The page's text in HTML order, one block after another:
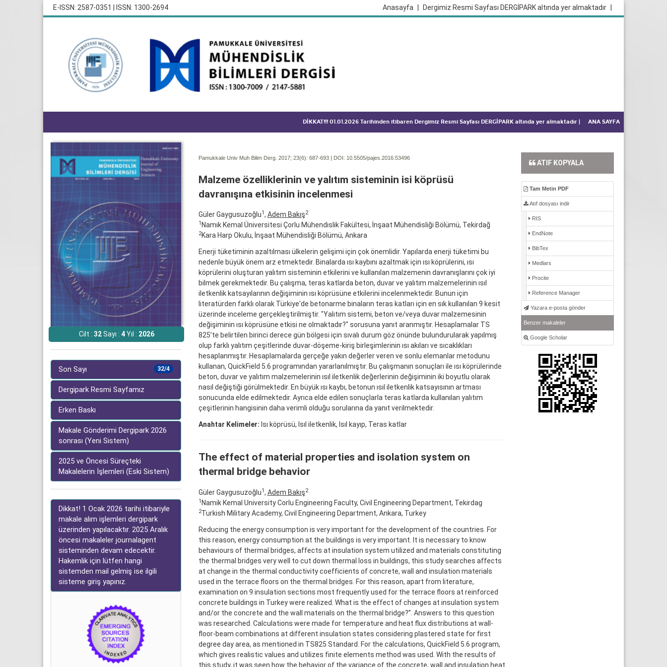
E-ISSN: 2587-0351 | ISSN: 1300-2694 Dergimiz Resmi Sayfası DERGİPARK altında yer almaktadır
Anasayfa
DİKKAT!!! 01.01.2026 Tarihinden itibaren Dergimiz Resmi Sayfası DERGİPARK altında yer almaktadır ANA SAYFA
Cilt : 32Sayı : 4Yıl : 2026
32/4
Son Sayı
Dergipark Resmi Sayfamız
Erken Baskı
Makale Gönderimi Dergipark 2026
sonrası (Yeni Sistem)
2025 ve Öncesi Süreçteki
Makalelerin İşlemleri (Eski Sistem)
Dikkat! 1 Ocak 2026 tarihi itibariyle
makale alım işlemleri dergipark
üzerinden yapılacaktır. 2025 Aralık
öncesi makaleler journalagent
sisteminden devam edecektir.
Hakemlik için lütfen hangi
sistemden mail gelmiş ise ilgili
sisteme giriş yapınız.
Pamukkale Univ Muh Bilim Derg. 2017; 23(6): 687-693 | DOI: 10.5505/pajes.2016.53496
Malzeme özelliklerinin ve yalıtım sisteminin isi köprüsü
davranışına etkisinin incelenmesi
Güler Gaygusuzoğlu1 , Adem Bakış2
1 Namık Kemal Üniversitesi Çorlu Mühendislik Fakültesi, İnşaat Mühendisliği Bölümü, Tekirdağ
2Kara Harp Okulu, İnşaat Mühendisliği Bölümü, Ankara
Enerji tüketiminin azaltılması ülkelerin gelişimi için çok önemlidir. Yapılarda enerji tüketimi bu
nedenle büyük önem arz etmektedir. Binalarda ısı kaybını azaltmak için ısı köprülerini, ısı
köprülerini oluşturan yalıtım sisteminin etkilerini ve kullanılan malzemenin davranışlarını çok iyi
bilmek gerekmektedir. Bu çalışma, teras katlarda beton, duvar ve yalıtım malzemelerinin ısıl
iletkenlik katsayılarının değişiminin ısı köprüsüne etkilerini incelenmektedir. Bunun için
literatürden farklı olarak Türkiye'de betonarme binaların teras katları için en sık kullanılan 9 kesit
üzerinde inceleme gerçekleştirilmiştir. "Yalıtım sistemi, beton ve/veya duvar malzemesinin
değişiminin ısı köprüsüne etkisi ne olmaktadır?" sorusuna yanıt aranmıştır. Hesaplamalar TS
825’te belirtilen birinci derece gün bölgesi için sıvalı durum göz önünde bulundurularak yapılmış
olup farklı yalıtım çeşitlerinde duvar-döşeme-kiriş birleşimlerinin ısı akıları ve sıcaklıkları
hesaplanmıştır. Hesaplamalarda gerçeğe yakın değerler veren ve sonlu elemanlar metodunu
kullanan, QuickField 5.6 programından yararlanılmıştır. Bu çalışmanın sonuçları ile ısı köprülerinde
beton, duvar ve yalıtım malzemelerinin ısıl iletkenlik değerlerinin değişiminin iki boyutlu olarak
nasıl değiştiği görülmektedir. En büyük ısı kaybı, betonun ısıl iletkenlik katsayısının artması
sonucunda elde edilmektedir. Ayrıca elde edilen sonuçlarla teras katlarda kullanılan yalıtım
çeşitlerinin hangisinin daha verimli olduğu sorularına da yanıt verilmektedir.
Anahtar Kelimeler: Isı köprüsü, Isıl iletkenlik, Isıl kayıp, Teras katlar
The effect of material properties and isolation system on
thermal bridge behavior
Güler Gaygusuzoğlu1, Adem Bakış2
1 Namik Kemal University Corlu Engineering Faculty, Civil Engineering Department, Tekirdag
2Turkish Military Academy, Civil Engineering Department, Ankara, Turkey
Reducing the energy consumption is very important for the development of the countries. For
this reason, energy consumption at the buildings is very important. It is necessary to know
behaviours of thermal bridges, affects at insulation system utilized and materials constituting
the thermal bridges very well to cut down thermal loss in buildings, this study searches affects
at change in the thermal conductivity coefficients of concrete, wall and insulation materials
used in the terrace floors on the thermal bridges. For this reason, apart from literature,
examination on 9 insulation sections most frequently used for the terrace floors at reinforced
concrete buildings in Turkey were realized. What is the effect of changes at insulation system
and/or the concrete and the wall materials on the thermal bridge?”. Answers to this question
was researched. Calculations were made for temperature and heat flux distributions at wall-
floor-beam combinations at different insulation states considering plastered state for first
degree day area, as mentioned in TS825 Standard. For the calculations, QuickField 5.6 program,
which gives realistic values and utilizes finite elements method was used. With the results of
this study, it was seen how the behavior of the variance of the concrete, wall and insulation heat
ATIF KOPYALA
Tam Metin PDF
Atıf dosyası indir
RIS
EndNote
BibTex
Medlars
Procite
Reference Manager
Yazara e-posta gönder
Benzer makaleler
Google Scholar